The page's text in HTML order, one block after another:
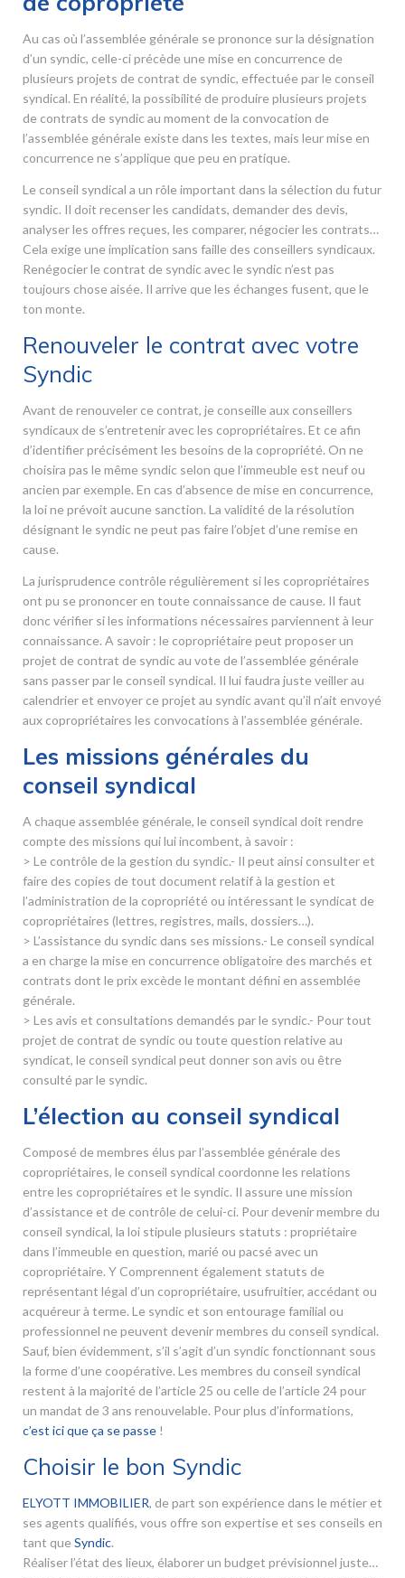
Au cas où l’assemblée générale se prononce sur la désignation
d’un syndic, celle-ci précède une mise en concurrence de
plusieurs projets de contrat de syndic, effectuée par le conseil
syndical. En réalité, la possibilité de produire plusieurs projets
de contrats de syndic au moment de la convocation de
l’assemblée générale existe dans les textes, mais leur mise en
concurrence ne s’applique que peu en pratique.
Le conseil syndical a un rôle important dans la sélection du futur
syndic. Il doit recenser les candidats, demander des devis,
analyser les offres reçues, les comparer, négocier les contrats…
Cela exige une implication sans faille des conseillers syndicaux.
Renégocier le contrat de syndic avec le syndic n’est pas
toujours chose aisée. Il arrive que les échanges fusent, que le
ton monte.
Renouveler le contrat avec votre
Syndic
Avant de renouveler ce contrat, je conseille aux conseillers
syndicaux de s’entretenir avec les copropriétaires. Et ce afin
d’identifier précisément les besoins de la copropriété. On ne
choisira pas le même syndic selon que l’immeuble est neuf ou
ancien par exemple. En cas d’absence de mise en concurrence,
la loi ne prévoit aucune sanction. La validité de la résolution
désignant le syndic ne peut pas faire l’objet d’une remise en
cause.
La jurisprudence contrôle régulièrement si les copropriétaires
ont pu se prononcer en toute connaissance de cause. Il faut
donc vérifier si les informations nécessaires parviennent à leur
connaissance. A savoir : le copropriétaire peut proposer un
projet de contrat de syndic au vote de l’assemblée générale
sans passer par le conseil syndical. Il lui faudra juste veiller au
calendrier et envoyer ce projet au syndic avant qu’il n’ait envoyé
aux copropriétaires les convocations à l’assemblée générale.
Les missions générales du
conseil syndical
A chaque assemblée générale, le conseil syndical doit rendre
compte des missions qui lui incombent, à savoir :
> Le contrôle de la gestion du syndic.- Il peut ainsi consulter et
faire des copies de tout document relatif à la gestion et
l’administration de la copropriété ou intéressant le syndicat de
copropriétaires (lettres, registres, mails, dossiers…).
> L’assistance du syndic dans ses missions.- Le conseil syndical
a en charge la mise en concurrence obligatoire des marchés et
contrats dont le prix excède le montant défini en assemblée
générale.
> Les avis et consultations demandés par le syndic.- Pour tout
projet de contrat de syndic ou toute question relative au
syndicat, le conseil syndical peut donner son avis ou être
consulté par le syndic.
L’élection au conseil syndical
Composé de membres élus par l’assemblée générale des
copropriétaires, le conseil syndical coordonne les relations
entre les copropriétaires et le syndic. Il assure une mission
d’assistance et de contrôle de celui-ci. Pour devenir membre du
conseil syndical, la loi stipule plusieurs statuts : propriétaire
dans l’immeuble en question, marié ou pacsé avec un
copropriétaire. Y Comprennent également statuts de
représentant légal d’un copropriétaire, usufruitier, accédant ou
acquéreur à terme. Le syndic et son entourage familial ou
professionnel ne peuvent devenir membres du conseil syndical.
Sauf, bien évidemment, s’il s’agit d’un syndic fonctionnant sous
la forme d’une coopérative. Les membres du conseil syndical
restent à la majorité de l’article 25 ou celle de l’article 24 pour
un mandat de 3 ans renouvelable. Pour plus d’informations,
c’est ici que ça se passe !
Choisir le bon Syndic
ELYOTT IMMOBILIER, de part son expérience dans le métier et
ses agents qualifiés, vous offre son expertise et ses conseils en
tant que Syndic.
Réaliser l’état des lieux, élaborer un budget prévisionnel juste…